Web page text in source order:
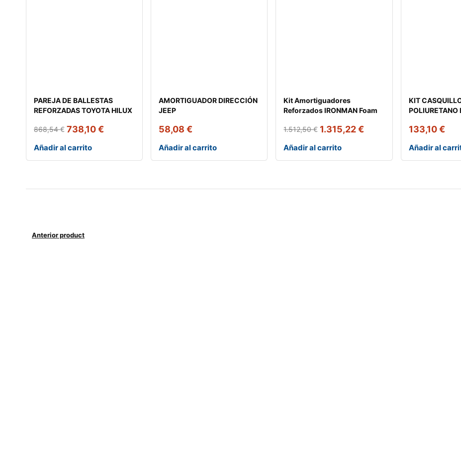
PAREJA DE BALLESTAS
REFORZADAS TOYOTA HILUX
868,54€ 738,10€
Añadir al carrito
AMORTIGUADOR DIRECCIÓN
JEEP
58,08€
Añadir al carrito
Kit Amortiguadores
Reforzados IRONMAN Foam
1.512,50€ 1.315,22€
Añadir al carrito
KIT
POLIURETANO
133,10€
Añadir al
Anterior product